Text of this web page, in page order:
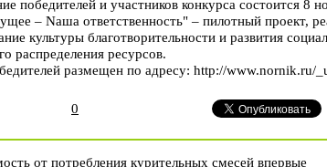
победителей и участников конкурса состоится 8
– Nаша ответственность" – пилотный проект,
культуры благотворительности и развития
распределения ресурсов.
размещен по адресу: http://www.nornik.ru/
0
от потребления курительных смесей впервые